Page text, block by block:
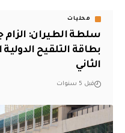
محليات
سلطة الطيران: الزام
بطاقة التلقيح
الثاني
قبل 5 سنوات